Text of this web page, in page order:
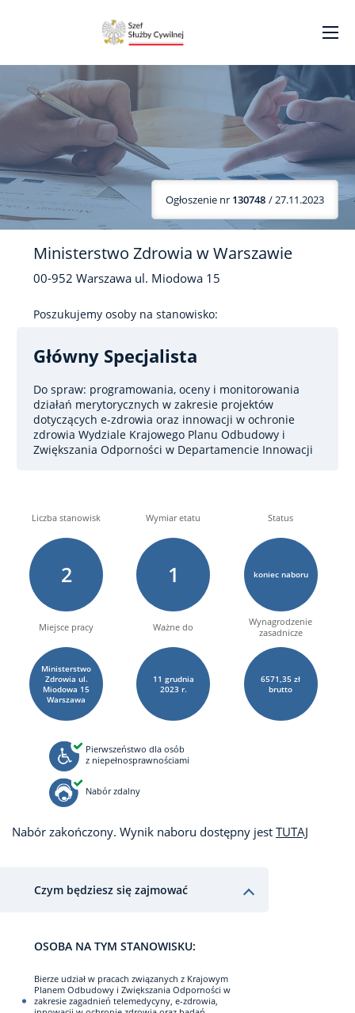
Ogłoszenie nr 130748 / 27.11.2023
Ministerstwo Zdrowia w Warszawie
00-952 Warszawa ul. Miodowa 15
Poszukujemy osoby na stanowisko:
Główny Specjalista
Do spraw: programowania, oceny i monitorowania
działań merytorycznych w zakresie projektów
dotyczących e-zdrowia oraz innowacji w ochronie
zdrowia Wydziale Krajowego Planu Odbudowy i
Zwiększania Odporności w Departamencie Innowacji
Liczba stanowisk
2
Wymiar etatu
1
Status
koniec naboru
Miejsce pracy
Ministerstwo
Zdrowia ul.
Miodowa 15
Warszawa
Ważne do
11 grudnia
2023 r.
Wynagrodzenie
zasadnicze
6571,35 zł
brutto
Pierwszeństwo dla osób
z niepełnosprawnościami
Nabór zdalny
Nabór zakończony. Wynik naboru dostępny jest TUTAJ
Czym będziesz się zajmować
OSOBA NA TYM STANOWISKU:
Bierze udział w pracach związanych z Krajowym
Planem Odbudowy i Zwiększania Odporności w
zakresie zagadnień telemedycyny, e-zdrowia,